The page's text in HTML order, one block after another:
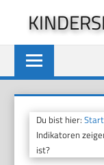
springen
Du bist hier:Start
Indikatoren
ist?